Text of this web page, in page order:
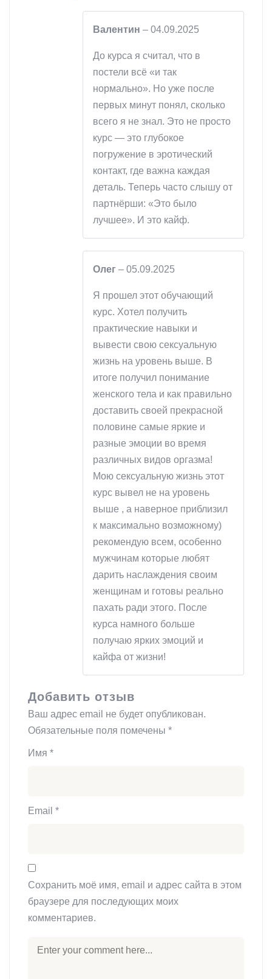
Валентин – 04.09.2025
До курса я считал, что в
постели всё «и так
нормально». Но уже после
первых минут понял, сколько
всего я не знал. Это не просто
курс — это глубокое
погружение в эротический
контакт, где важна каждая
деталь. Теперь часто слышу от
партнёрши: «Это было
лучшее». И это кайф.
Олег – 05.09.2025
Я прошел этот обучающий
курс. Хотел получить
практические навыки и
вывести свою сексуальную
жизнь на уровень выше. В
итоге получил понимание
женского тела и как правильно
доставить своей прекрасной
половине самые яркие и
разные эмоции во время
различных видов оргазма!
Мою сексуальную жизнь этот
курс вывел не на уровень
выше , а наверное приблизил
к максимально возможному)
рекомендую всем, особенно
мужчинам которые любят
дарить наслаждения своим
женщинам и готовы реально
пахать ради этого. После
курса намного больше
получаю ярких эмоций и
кайфа от жизни!
Добавить отзыв
Ваш адрес email не будет опубликован.
Обязательные поля помечены *
Имя *
Email *
Сохранить моё имя, email и адрес сайта в этом
браузере для последующих моих
комментариев.